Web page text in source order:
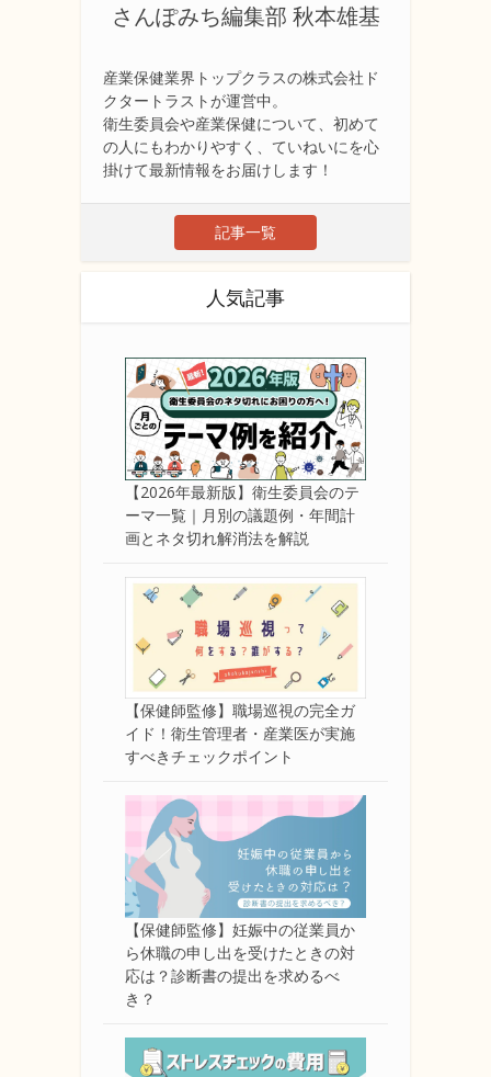
さんぽみち編集部 秋本雄基
産業保健業界トップクラスの株式会社ド
クタートラストが運営中。
衛生委員会や産業保健について、初めて
の人にもわかりやすく、ていねいにを心
掛けて最新情報をお届けします！
記事一覧
人気記事
【2026年最新版】衛生委員会のテ
ーマ一覧｜月別の議題例・年間計
画とネタ切れ解消法を解説
【保健師監修】職場巡視の完全ガ
イド！衛生管理者・産業医が実施
すべきチェックポイント
【保健師監修】妊娠中の従業員か
ら休職の申し出を受けたときの対
応は？診断書の提出を求めるべ
き？